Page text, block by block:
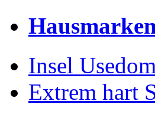
Insel Usedom
Extrem hart